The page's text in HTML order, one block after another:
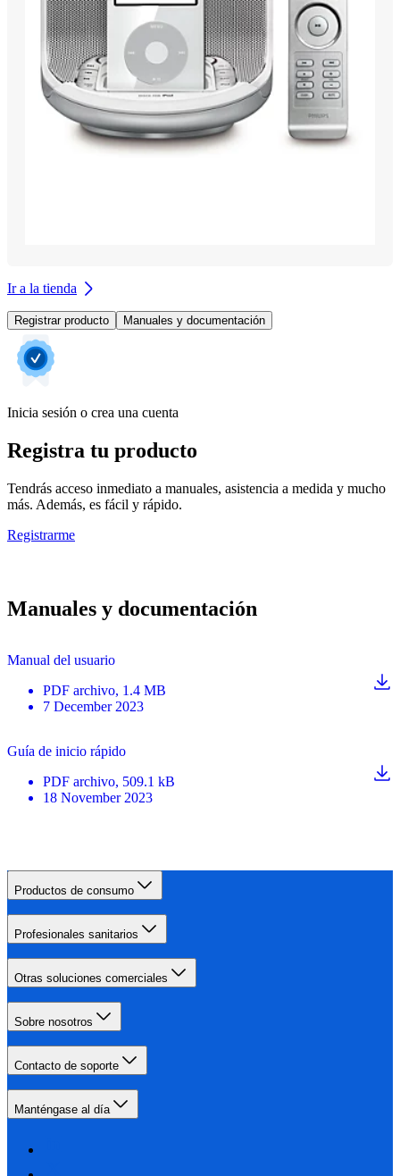
Ir a la tienda
Registrar producto Manuales y documentación
Inicia sesión o crea una cuenta
Registra tu producto
Tendrás acceso inmediato a manuales, asistencia a medida y mucho
más. Además, es fácil y rápido.
Registrarme
Manuales y documentación
Manual del usuario
PDF archivo, 1.4 MB
7 December 2023
Guía de inicio rápido
PDF archivo, 509.1 kB
18 November 2023
Productos de consumo
Profesionales sanitarios
Otras soluciones comerciales
Sobre nosotros
Contacto de soporte
Manténgase al día